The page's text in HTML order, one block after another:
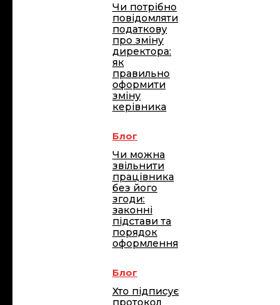
Чи потрібно
повідомляти
податкову
про зміну
директора:
як
правильно
оформити
зміну
керівника
Блог
Чи можна
звільнити
працівника
без його
згоди:
законні
підстави та
порядок
оформлення
Блог
Хто підписує